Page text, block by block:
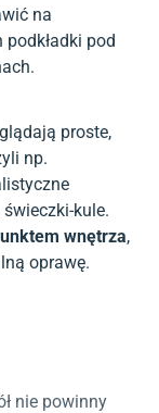
na
pod
proste,
np.
kule.
wnętrza,
oprawę.
nie powinny